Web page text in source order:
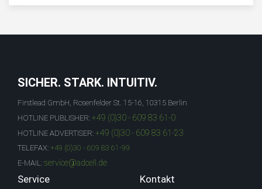
SICHER. STARK. INTUITIV.
Firstlead GmbH, Rosenfelder St. 15-16, 10315 Berlin
HOTLINE PUBLISHER: +49 (0)30 - 609 83 61-0
HOTLINE ADVERTISER: +49 (0)30 - 609 83 61-23
TELEFAX: +49 (0)30 - 609 83 61-99
E-MAIL: service@adcell.de
Service Kontakt